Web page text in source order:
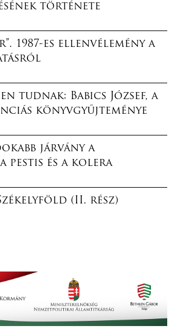
története
1987-es ellenvélemény a
tudnak: Babics József, a
könyvgyűjteménye
járvány a
pestis és a kolera
(II. rész)